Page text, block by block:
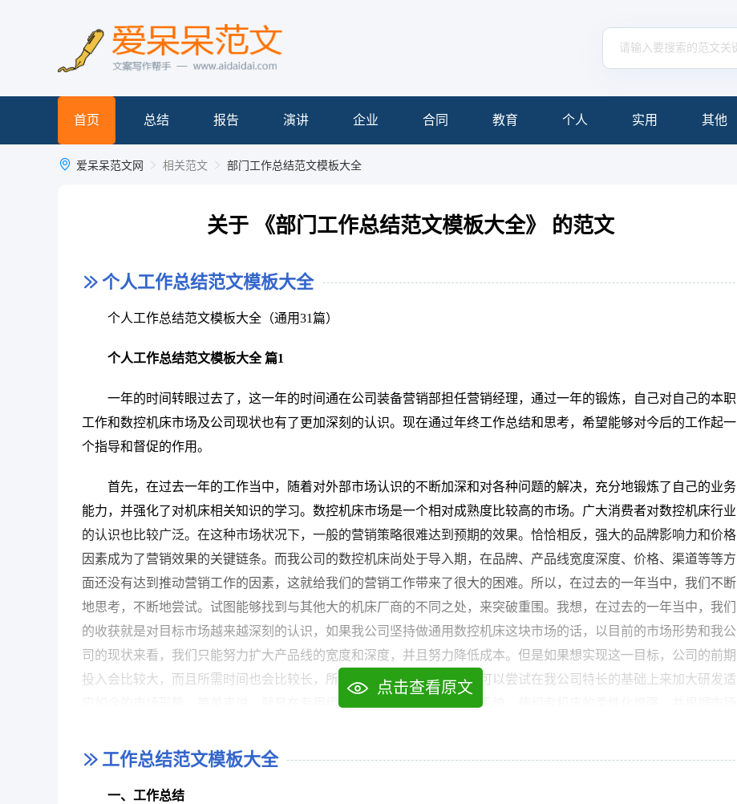
首页 总结 报告 演讲 企业 合同 教育 个人 实用 其他
爱呆呆范文网 相关范文 部门工作总结范文模板大全
关于 《部门工作总结范文模板大全》 的范文
个人工作总结范文模板大全
个人工作总结范文模板大全（通用31篇）
个人工作总结范文模板大全 篇1
一年的时间转眼过去了，这一年的时间通在公司装备营销部担任营销经理，通过一年的锻炼，自己对自己的本职
工作和数控机床市场及公司现状也有了更加深刻的认识。现在通过年终工作总结和思考，希望能够对今后的工作起一
个指导和督促的作用。
首先，在过去一年的工作当中，随着对外部市场认识的不断加深和对各种问题的解决，充分地锻炼了自己的业务
能力，并强化了对机床相关知识的学习。数控机床市场是一个相对成熟度比较高的市场。广大消费者对数控机床行业
的认识也比较广泛。在这种市场状况下，一般的营销策略很难达到预期的效果。恰恰相反，强大的品牌影响力和价格
因素成为了营销效果的关键链条。而我公司的数控机床尚处于导入期，在品牌、产品线宽度深度、价格、渠道等等方
面还没有达到推动营销工作的因素，这就给我们的营销工作带来了很大的困难。所以，在过去的一年当中，我们不断
地思考，不断地尝试。试图能够找到与其他大的机床厂商的不同之处，来突破重围。我想，在过去的一年当中，我们
的收获就是对目标市场越来越深刻的认识，如果我公司坚持做通用数控机床这块市场的话，以目前的市场形势和我公
司的现状来看，我们只能努力扩大产品线的宽度和深度，并且努力降低成本。但是如果想实现这一目标，公司的前期
投入会比较大，而且所需时间也会比较长，所以难度较大。我想我公司可以尝试在我公司特长的基础上来加大研发适
应如今的市场形势。简单来说，就是在专用组合机床的基础上加入数控系统，使组专机床的柔性化增强，并根据市场
其次，在这一年的工作当中也有深深的遗憾。就是没有独自形成一单的销售。这里固然有开发市场困难的原因，
但通过反思，也有自己业务能力不够强的因素。在这一年的时间里，自己也不断地去一线市场调查和销售过，城市农
点击查看原文
工作总结范文模板大全
一、工作总结